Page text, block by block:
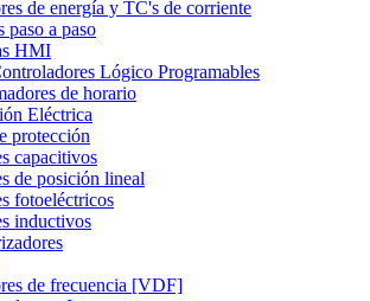
de energía y TC's de corriente
paso a paso
HMI
Lógico Programables
de horario
Eléctrica
protección
capacitivos
de posición lineal
fotoeléctricos
inductivos
de frecuencia [VDF]